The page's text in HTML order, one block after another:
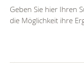
Geben Sie hier Ihren
die Möglichkeit ihre